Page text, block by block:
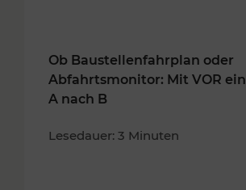
Ob Baustellenfahrplan oder
Abfahrtsmonitor: Mit VOR
A nach B
Lesedauer: 3 Minuten